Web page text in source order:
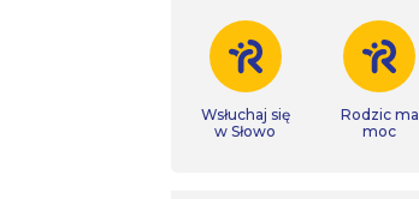
Wsłuchaj się
w Słowo
Rodzic ma
moc